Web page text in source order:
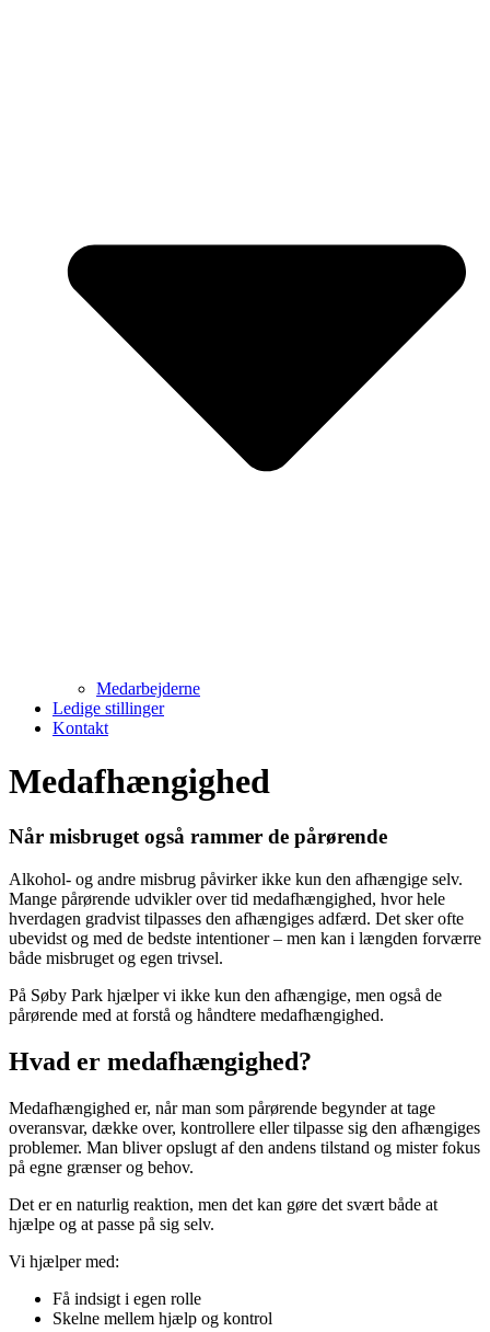
Medarbejderne
Ledige stillinger
Kontakt
Medafhængighed
Når misbruget også rammer de pårørende
Alkohol- og andre misbrug påvirker ikke kun den afhængige selv.
Mange pårørende udvikler over tid medafhængighed, hvor hele
hverdagen gradvist tilpasses den afhængiges adfærd. Det sker ofte
ubevidst og med de bedste intentioner – men kan i længden forværre
både misbruget og egen trivsel.
På Søby Park hjælper vi ikke kun den afhængige, men også de
pårørende med at forstå og håndtere medafhængighed.
Hvad er medafhængighed?
Medafhængighed er, når man som pårørende begynder at tage
overansvar, dække over, kontrollere eller tilpasse sig den afhængiges
problemer. Man bliver opslugt af den andens tilstand og mister fokus
på egne grænser og behov.
Det er en naturlig reaktion, men det kan gøre det svært både at
hjælpe og at passe på sig selv.
Vi hjælper med:
Få indsigt i egen rolle
Skelne mellem hjælp og kontrol